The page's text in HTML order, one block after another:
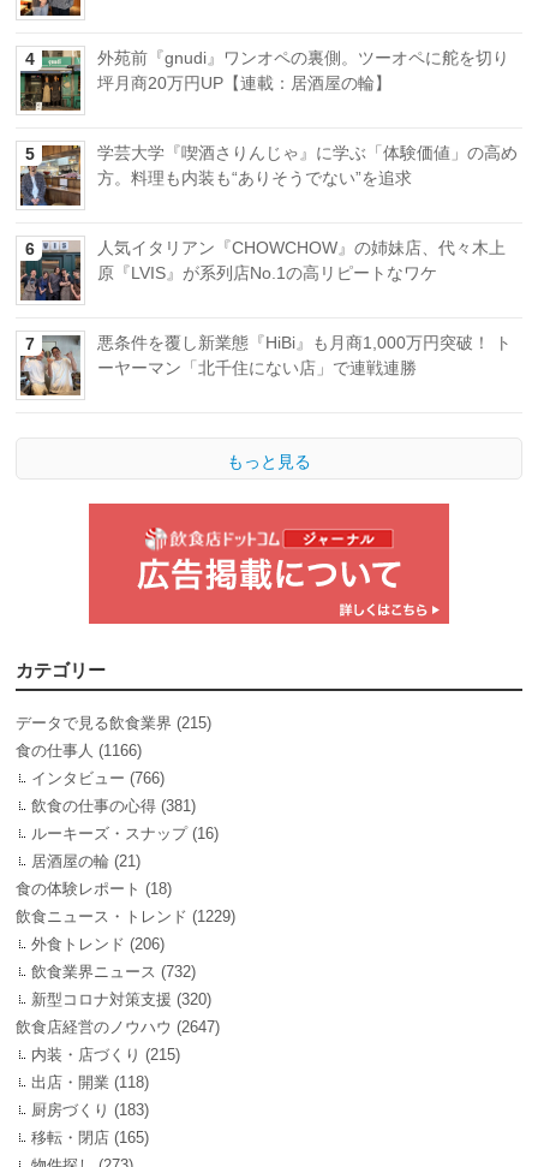
4
外苑前『gnudi』ワンオペの裏側。ツーオペに舵を切り
坪月商20万円UP【連載：居酒屋の輪】
5
学芸大学『喫酒さりんじゃ』に学ぶ「体験価値」の高め
方。料理も内装も“ありそうでない”を追求
6
人気イタリアン『CHOWCHOW』の姉妹店、代々木上
原『LVIS』が系列店No.1の高リピートなワケ
7
悪条件を覆し新業態『HiBi』も月商1,000万円突破！ ト
ーヤーマン「北千住にない店」で連戦連勝
もっと見る
カテゴリー
データで見る飲食業界 (215)
食の仕事人 (1166)
インタビュー (766)
飲食の仕事の心得 (381)
ルーキーズ・スナップ(16)
居酒屋の輪 (21)
食の体験レポート (18)
飲食ニュース・トレンド (1229)
外食トレンド (206)
飲食業界ニュース (732)
新型コロナ対策支援 (320)
飲食店経営のノウハウ (2647)
内装・店づくり (215)
出店・開業 (118)
厨房づくり (183)
移転・閉店 (165)